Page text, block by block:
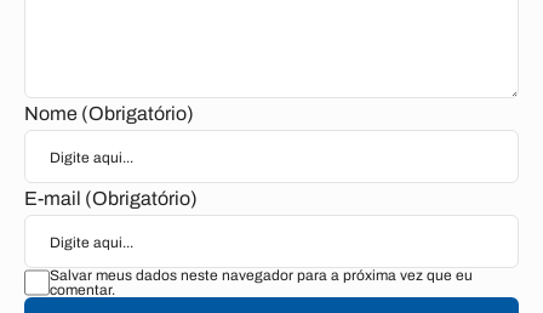
Nome (Obrigatório)
E-mail (Obrigatório)
Salvar meus dados neste navegador para a próxima vez que eu
comentar.